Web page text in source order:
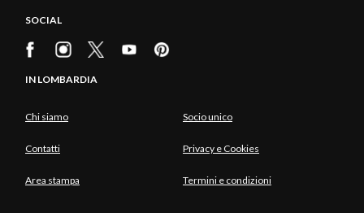
SOCIAL
IN LOMBARDIA
Chi siamo Socio unico
Contatti Privacy e Cookies
Area stampa Termini e condizioni